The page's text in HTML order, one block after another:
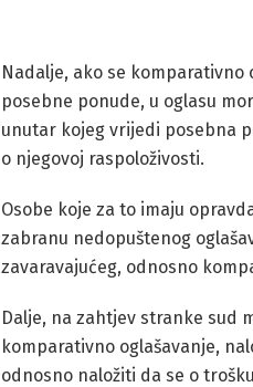
Nadalje, ako se komparativno
posebne ponude, u oglasu
unutar kojeg vrijedi posebna
o njegovoj raspoloživosti.
Osobe koje za to imaju
zabranu nedopuštenog
zavaravajućeg, odnosno
Dalje, na zahtjev stranke sud
komparativno oglašavanje,
odnosno naložiti da se o